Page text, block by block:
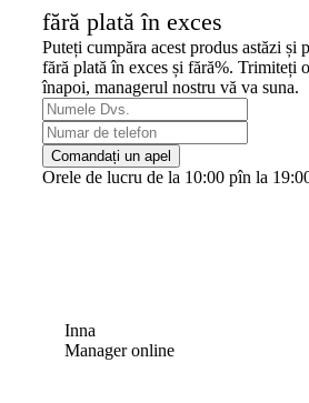
fără plată în exces
Puteți cumpăra acest produs astăzi și
fără plată în exces și fără%. Trimiteți
înapoi, managerul nostru vă va suna.
Comandați un apel
Orele de lucru de la 10:00 pîn la
Inna
Manager online